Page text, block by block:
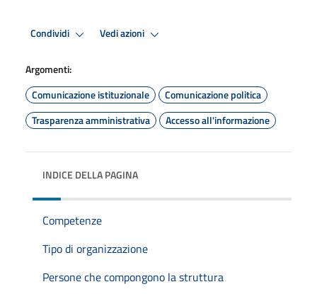
Condividi Vedi azioni
Argomenti:
Comunicazione istituzionale
Comunicazione politica
Trasparenza amministrativa
Accesso all'informazione
INDICE DELLA PAGINA
Competenze
Tipo di organizzazione
Persone che compongono la struttura